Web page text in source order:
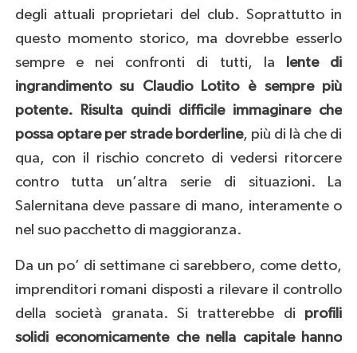
degli attuali proprietari del club. Soprattutto in
questo momento storico, ma dovrebbe esserlo
sempre e nei confronti di tutti, la
lente di
ingrandimento su Claudio Lotito è sempre più
potente. Risulta quindi difficile immaginare che
possa optare per strade borderline, più di là che di
qua, con il rischio concreto di vedersi ritorcere
contro tutta un’altra serie di situazioni. La
Salernitana deve passare di mano, interamente o
nel suo pacchetto di maggioranza.
Da un po’ di settimane ci sarebbero, come detto,
imprenditori romani disposti a rilevare il controllo
della società granata. Si tratterebbe di profili
solidi economicamente che nella capitale hanno